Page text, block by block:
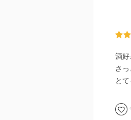
酒好
さ
と